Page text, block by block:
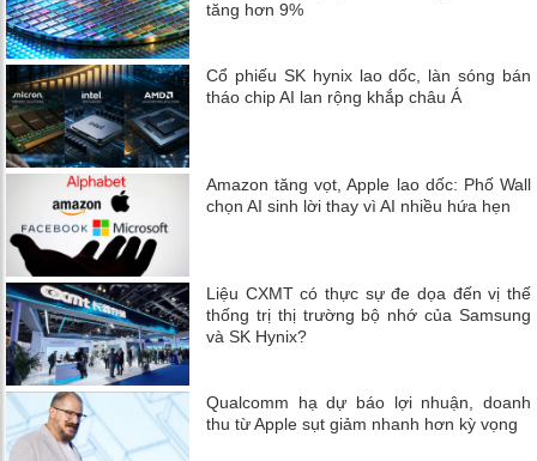
tăng hơn 9%
Cổ phiếu SK hynix lao dốc, làn sóng bán
tháo chip AI lan rộng khắp châu Á
Amazon tăng vọt, Apple lao dốc: Phố Wall
chọn AI sinh lời thay vì AI nhiều hứa hẹn
Liệu CXMT có thực sự đe dọa đến vị thế
thống trị thị trường bộ nhớ của Samsung
và SK Hynix?
Qualcomm hạ dự báo lợi nhuận, doanh
thu từ Apple sụt giảm nhanh hơn kỳ vọng